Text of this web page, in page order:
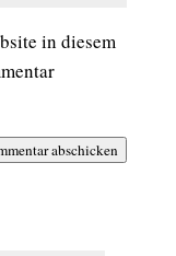
in diesem
abschicken